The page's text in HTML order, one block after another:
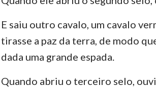
1 Reis 2 Reis
1 Crônicas 2 Crônicas
Esdras Neemias
E saiu outro cavalo, um cavalo
tirasse a paz da terra, de modo
dada uma grande espada.
Quando abriu o terceiro selo,